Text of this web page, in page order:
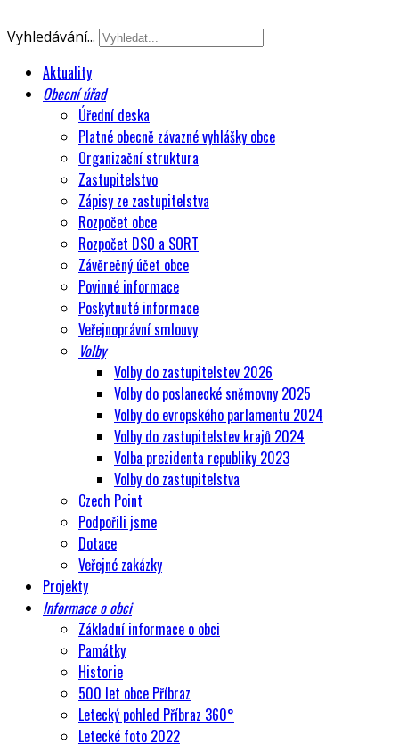
Vyhledávání...
Aktuality
Obecní úřad
Úřední deska
Platné obecně závazné vyhlášky obce
Organizační struktura
Zastupitelstvo
Zápisy ze zastupitelstva
Rozpočet obce
Rozpočet DSO a SORT
Závěrečný účet obce
Povinné informace
Poskytnuté informace
Veřejnoprávní smlouvy
Volby
Volby do zastupitelstev 2026
Volby do poslanecké sněmovny 2025
Volby do evropského parlamentu 2024
Volby do zastupitelstev krajů 2024
Volba prezidenta republiky 2023
Volby do zastupitelstva
Czech Point
Podpořili jsme
Dotace
Veřejné zakázky
Projekty
Informace o obci
Základní informace o obci
Památky
Historie
500 let obce Příbraz
Letecký pohled Příbraz 360°
Letecké foto 2022